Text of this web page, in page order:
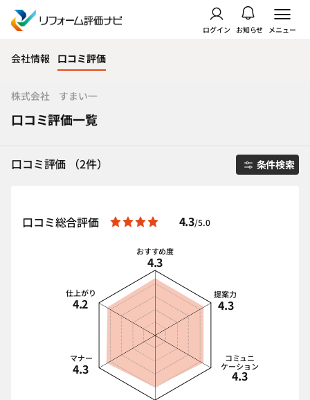
ログイン お知らせ メニュー
会社情報 口コミ評価
株式会社 すまい一
口コミ評価一覧
口コミ評価 （2件） 条件検索
口コミ総合評価 4.3/5.0
おすすめ度
4.3
提案力
4.3
コミュニ
ケーション
4.3
マナー
4.3
仕上がり
4.2